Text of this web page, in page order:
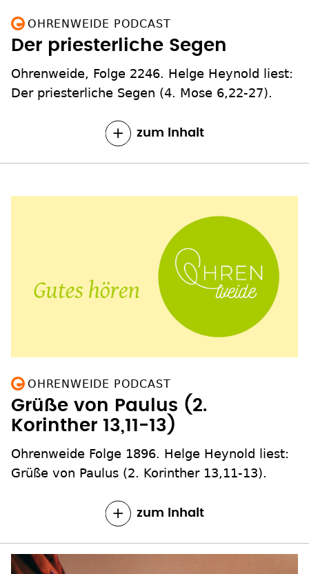
OHRENWEIDE PODCAST
Der priesterliche Segen
Ohrenweide, Folge 2246. Helge Heynold liest:
Der priesterliche Segen (4. Mose 6,22-27).
zum Inhalt
OHRENWEIDE PODCAST
Grüße von Paulus (2.
Korinther 13,11-13)
Ohrenweide Folge 1896. Helge Heynold liest:
Grüße von Paulus (2. Korinther 13,11-13).
zum Inhalt